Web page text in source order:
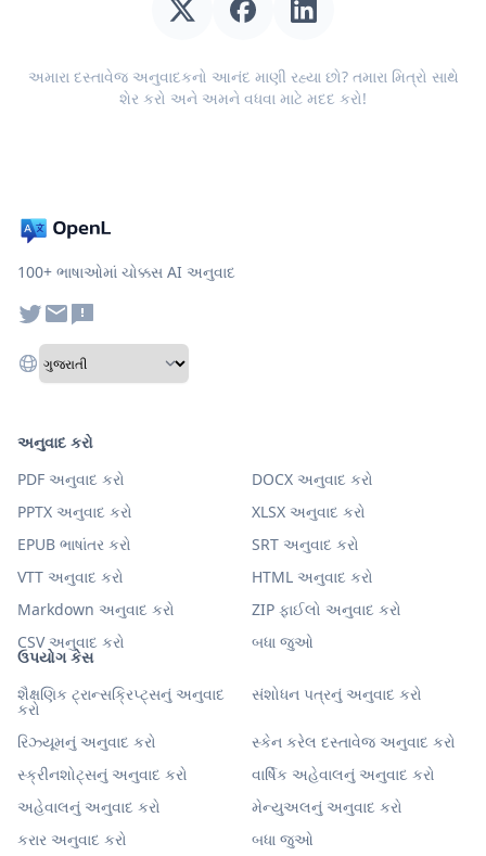
અમારા દસ્તાવેજ અનુવાદકનો આનંદ માણી રહ્યા છો? તમારા મિત્રો સાથે
શેર કરો અને અમને વધવા માટે મદદ કરો!
100+ ભાષાઓમાં ચોક્કસ AI અનુવાદ
ઉપયોગ કેસ
શૈક્ષણિક ટ્રાન્સક્રિપ્ટ્સનું અનુવાદ
કરો
સંશોધન પત્રનું અનુવાદ કરો
રિઝ્યૂમનું અનુવાદ કરો
સ્કેન કરેલ દસ્તાવેજ અનુવાદ કરો
સ્ક્રીનશોટ્સનું અનુવાદ કરો
વાર્ષિક અહેવાલનું અનુવાદ કરો
અહેવાલનું અનુવાદ કરો
મેન્યુઅલનું અનુવાદ કરો
કરાર અનુવાદ કરો
બધા જુઓ
અનુવાદ કરો
PDF અનુવાદ કરો
DOCX અનુવાદ કરો
PPTX અનુવાદ કરો
XLSX અનુવાદ કરો
EPUB ભાષાંતર કરો
SRT અનુવાદ કરો
VTT અનુવાદ કરો
HTML અનુવાદ કરો
Markdown અનુવાદ કરો
ZIP ફાઈલો અનુવાદ કરો
CSV અનુવાદ કરો
બધા જુઓ